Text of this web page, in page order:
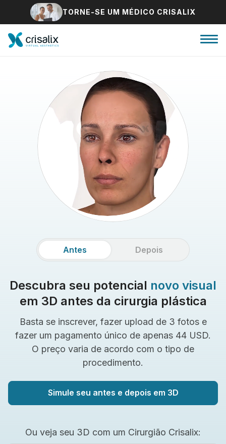
TORNE-SE UM MÉDICO CRISALIX
Página inicial para cirurgiões
Plataforma 3D de business
Avaliações dos pacientes
Descubra seu potencial novo visual
em 3D antes da cirurgia plástica
Basta se inscrever, fazer upload de 3 fotos e
fazer um pagamento único de apenas 44 USD.
O preço varia de acordo com o tipo de
procedimento.
Simule seu antes e depois em 3D
Antes Depois
Ou veja seu 3D com um Cirurgião Crisalix: